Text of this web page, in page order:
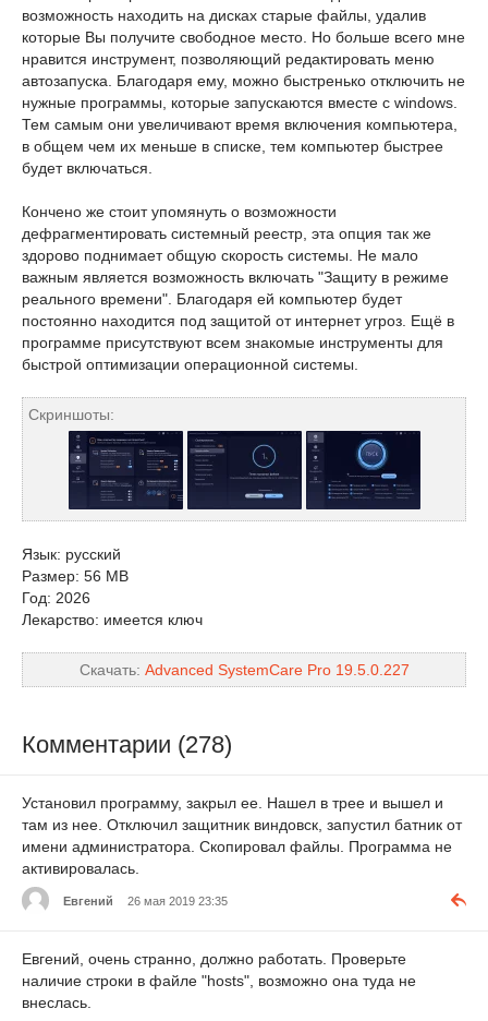
возможность находить на дисках старые файлы, удалив
которые Вы получите свободное место. Но больше всего мне
нравится инструмент, позволяющий редактировать меню
автозапуска. Благодаря ему, можно быстренько отключить не
нужные программы, которые запускаются вместе с windows.
Тем самым они увеличивают время включения компьютера,
в общем чем их меньше в списке, тем компьютер быстрее
будет включаться.
Кончено же стоит упомянуть о возможности
дефрагментировать системный реестр, эта опция так же
здорово поднимает общую скорость системы. Не мало
важным является возможность включать "Защиту в режиме
реального времени". Благодаря ей компьютер будет
постоянно находится под защитой от интернет угроз. Ещё в
программе присутствуют всем знакомые инструменты для
быстрой оптимизации операционной системы.
Скриншоты:
Язык: русский
Размер: 56 MB
Год: 2026
Лекарство: имеется ключ
Скачать: Advanced SystemCare Pro 19.5.0.227
Комментарии (278)
Установил программу, закрыл ее. Нашел в трее и вышел и
там из нее. Отключил защитник виндовск, запустил батник от
имени администратора. Скопировал файлы. Программа не
активировалась.
Евгений 26 мая 2019 23:35
Евгений, очень странно, должно работать. Проверьте
наличие строки в файле "hosts", возможно она туда не
внеслась.